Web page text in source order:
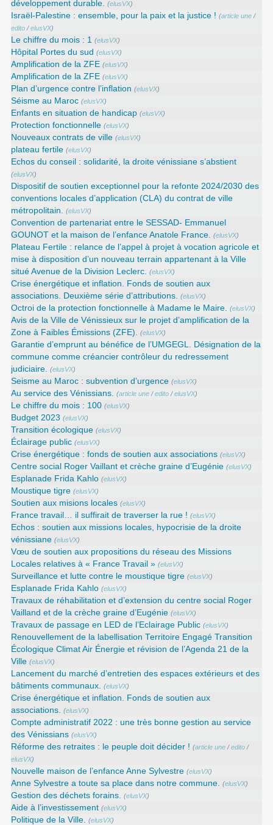
développement durable. (elusVX)
Israël-Palestine : ensemble, pour la paix et la justice ! (article une /
edito /elusVX)
Le chiffre du mois : 1 (elusVX)
Hôpital Portes du sud (elusVX)
Amplification de la ZFE (elusVX)
Amplification de la ZFE (elusVX)
Plan d’urgence contre l’inflation (elusVX)
Séisme au Maroc (elusVX)
Enfants en situation de handicap (elusVX)
Protection fonctionnelle (elusVX)
Nouveaux contrats de ville (elusVX)
plateau fertile (elusVX)
Echos du conseil : solidarité, la droite vénissiane s’abstient
(elusVX)
Dispositif de soutien exceptionnel pour la refonte 2024/2030 des
conventions locales d’application (CLA) du contrat de ville
métropolitain.
(elusVX)
Convention de partenariat entre le SESSAD- Emmanuel
GOUNOT et la maison de l’enfance Anatole France.
(elusVX)
Plateau Fertile : relance de l’appel à projet à vocation agricole et
mise à disposition d’un nouveau terrain appartenant à la Ville
situé Avenue de la Division Leclerc.
(elusVX)
Crise énergétique et inflation. Fonds de soutien aux
associations. Deuxième série d’attributions.
(elusVX)
Octroi de la protection fonctionnelle à Madame le Maire. (elusVX)
Avis de la Ville de Vénissieux sur le projet d’amplification de la
Zone à Faibles Émissions (ZFE).
(elusVX)
Garantie d’emprunt au bénéfice de l’UMGEGL. Désignation de la
commune comme créancier contrôleur du redressement
judiciaire.
(elusVX)
Seisme au Maroc : subvention d’urgence (elusVX)
Au service des Vénissians. (article une /edito /elusVX)
Le chiffre du mois : 100 (elusVX)
Budget 2023 (elusVX)
Transition écologique (elusVX)
Éclairage public (elusVX)
Crise énergétique : fonds de soutien aux associations (elusVX)
Centre social Roger Vaillant et crèche graine d’Eugénie (elusVX)
Esplanade Frida Kahlo (elusVX)
Moustique tigre (elusVX)
Soutien aux misions locales (elusVX)
France travail… il suffirait de traverser la rue ! (elusVX)
Echos : soutien aux missions locales, hypocrisie de la droite
vénissiane (elusVX)
Vœu de soutien aux propositions du réseau des Missions
Locales relatives à « France Travail » (elusVX)
Surveillance et lutte contre le moustique tigre (elusVX)
Esplanade Frida Kahlo (elusVX)
Travaux de réhabilitation et d’extension du centre social Roger
Vailland et de la crèche graine d’Eugénie (elusVX)
Travaux de passage en LED de l’Eclairage Public (elusVX)
Renouvellement de la labellisation Territoire Engagé Transition
Écologique Climat Air Énergie et révision de l’Agenda 21 de la
Ville (elusVX)
Lancement du marché d’entretien des espaces extérieurs et des
bâtiments communaux.
(elusVX)
Crise énergétique et inflation. Fonds de soutien aux
associations.
(elusVX)
Compte administratif 2022 : une très bonne gestion au service
des Vénissians (elusVX)
Réforme des retraites : le peuple doit décider ! (article une /edito /
elusVX)
Nouvelle maison de l’enfance Anne Sylvestre (elusVX)
Anne Sylvestre a toute sa place dans notre commune. (elusVX)
Gestion des déchets forains. (elusVX)
Aide à l’investissement (elusVX)
Politique de la Ville. (elusVX)